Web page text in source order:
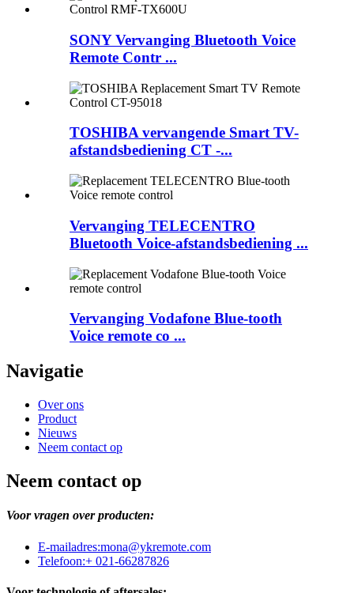
SONY Vervanging Bluetooth Voice
Remote Contr ...
TOSHIBA vervangende Smart TV-
afstandsbediening CT -...
Vervanging TELECENTRO
Bluetooth Voice-afstandsbediening ...
Vervanging Vodafone Blue-tooth
Voice remote co ...
Navigatie
Over ons
Product
Nieuws
Neem contact op
Neem contact op
Voor vragen over producten:
E-mailadres:mona@ykremote.com
Telefoon:+ 021-66287826